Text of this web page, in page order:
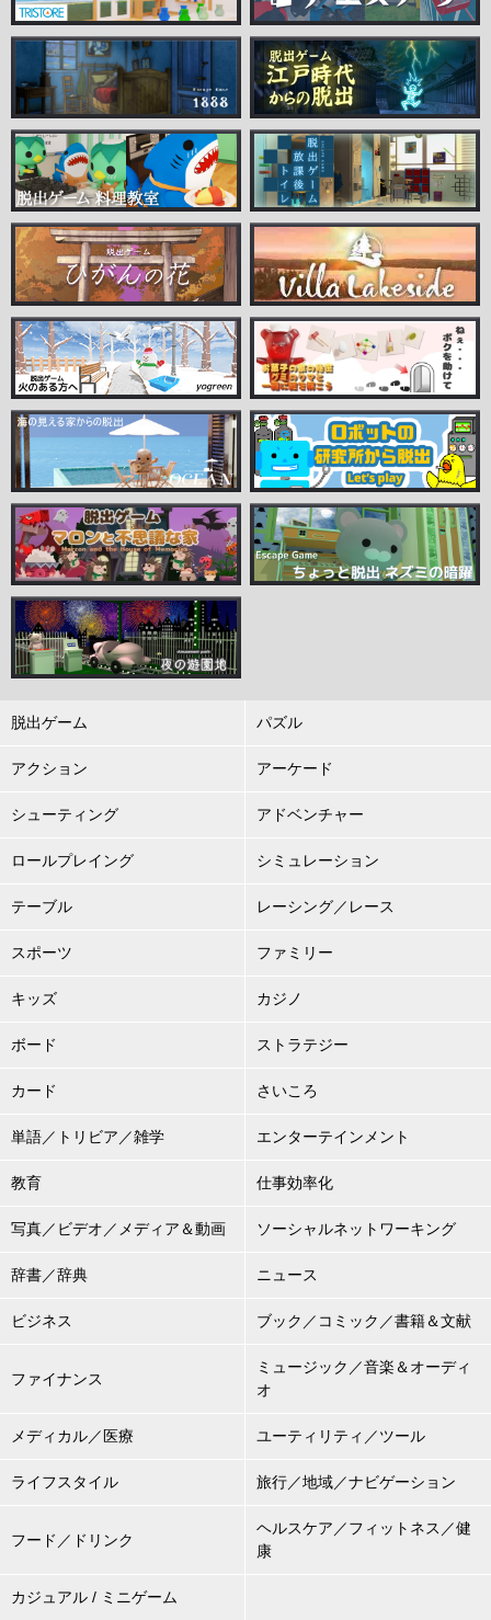
脱出ゲーム パズル
アクション アーケード
シューティング アドベンチャー
ロールプレイング シミュレーション
テーブル レーシング／レース
スポーツ ファミリー
キッズ カジノ
ボード ストラテジー
カード さいころ
単語／トリビア／雑学 エンターテインメント
教育 仕事効率化
写真／ビデオ／メディア＆動画 ソーシャルネットワーキング
辞書／辞典 ニュース
ビジネス ブック／コミック／書籍＆文献
ファイナンス
ミュージック／音楽＆オーディ
オ
メディカル／医療 ユーティリティ／ツール
ライフスタイル 旅行／地域／ナビゲーション
フード／ドリンク
ヘルスケア／フィットネス／健
康
カジュアル / ミニゲーム